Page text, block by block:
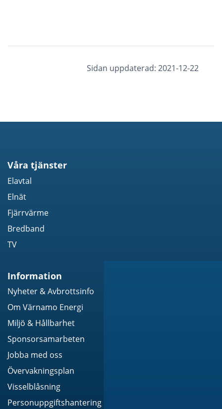
Sidan uppdaterad: 2021-12-22
Våra tjänster
Elavtal
Elnät
Fjärrvärme
Bredband
TV
Information
Nyheter & Avbrottsinfo
Om Värnamo Energi
Miljö & Hållbarhet
Sponsorsamarbeten
Jobba med oss
Övervakningsplan
Visselblåsning
Personuppgiftshantering